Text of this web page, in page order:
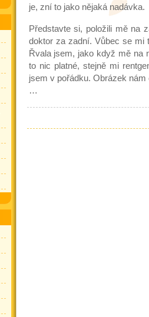
je, zní to jako nějaká nadávka.
Představte si, položili mě na
doktor za zadní. Vůbec se mi
Řvala jsem, jako když mě na
to nic platné, stejně mi
jsem v pořádku. Obrázek
…